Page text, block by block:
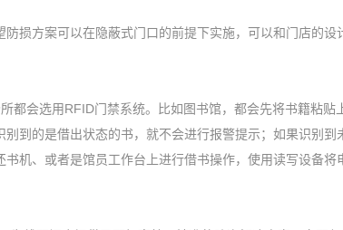
防损方案可以在隐蔽式门口的前提下实施，可以和门店的
都会选用RFID门禁系统。比如图书馆，都会先将书籍粘
到的是借出状态的书，就不会进行报警提示；如果识别到
机、或者是馆员工作台上进行借书操作，使用读写设备